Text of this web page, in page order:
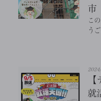
市
こ
う
就